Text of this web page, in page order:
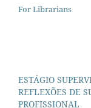
For Librarians
ESTÁGIO
REFLEXÕES DE
PROFISSIONAL